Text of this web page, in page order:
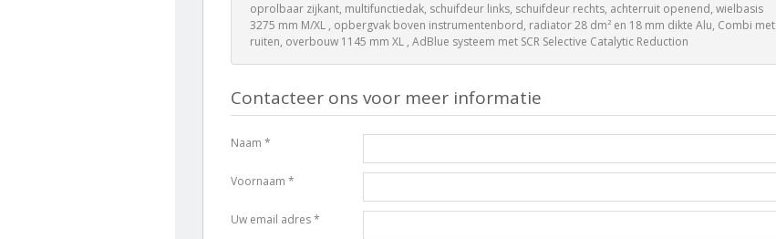
oprolbaar zijkant, multifunctiedak, schuifdeur links, schuifdeur rechts, achterruit openend, wielbasis
3275 mm M/XL , opbergvak boven instrumentenbord, radiator 28 dm² en 18 mm dikte Alu, Combi met
ruiten, overbouw 1145 mm XL , AdBlue systeem met SCR Selective Catalytic Reduction
Contacteer ons voor meer informatie
Naam *
Voornaam *
Uw email adres *